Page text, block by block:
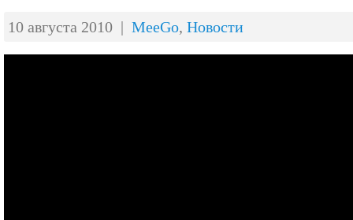
10 августа 2010 | MeeGo, Новости